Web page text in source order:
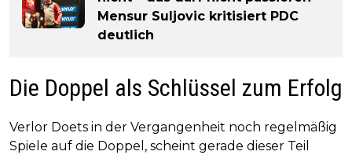
Mensur Suljovic kritisiert PDC
deutlich
Die Doppel als Schlüssel zum Erfolg
Verlor Doets in der Vergangenheit noch regelmäßig
Spiele auf die Doppel, scheint gerade dieser Teil